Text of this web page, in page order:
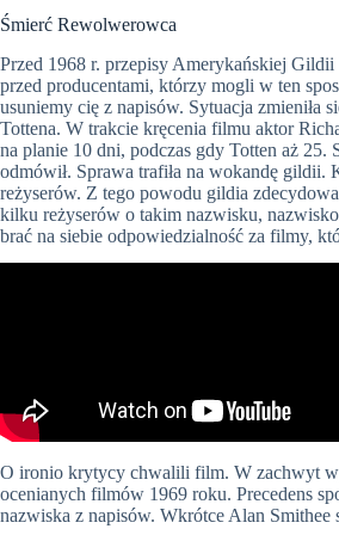
Śmierć Rewolwerowca
Przed 1968 r. przepisy Amerykańskiej Gildii
przed producentami, którzy mogli w ten
usuniemy cię z napisów. Sytuacja zmieniła
Tottena. W trakcie kręcenia filmu aktor
na planie 10 dni, podczas gdy Totten aż 25.
odmówił. Sprawa trafiła na wokandę gildii.
reżyserów. Z tego powodu gildia
kilku reżyserów o takim nazwisku,
brać na siebie odpowiedzialność za filmy,
O ironio krytycy chwalili film. W zachwyt
ocenianych filmów 1969 roku. Precedens
nazwiska z napisów. Wkrótce Alan Smithee